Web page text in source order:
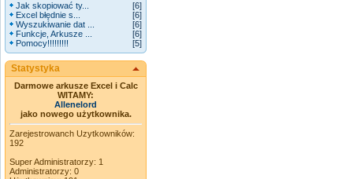
Jak skopiować ty...
[6]
Excel błędnie s...
[6]
Wyszukiwanie dat ...
[6]
Funkcje, Arkusze ...
[6]
Pomocy!!!!!!!!!
[5]
Statystyka
Darmowe arkusze Excel i Calc
WITAMY:
Allenelord
jako nowego użytkownika.
Zarejestrowanch Uzytkowników:
192
Super Administratorzy: 1
Administratorzy: 0